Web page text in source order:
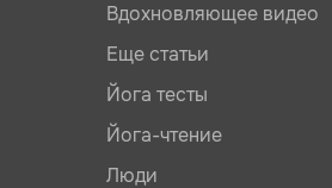
Вдохновляющее видео
Еще статьи
Йога тесты
Йога-чтение
Люди